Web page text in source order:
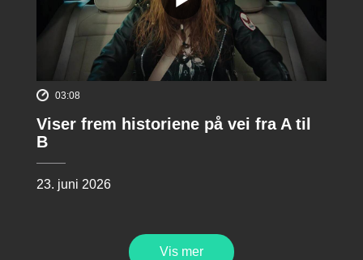
03:08
Viser frem historiene på vei fra A til
B
23. juni 2026
Vis mer